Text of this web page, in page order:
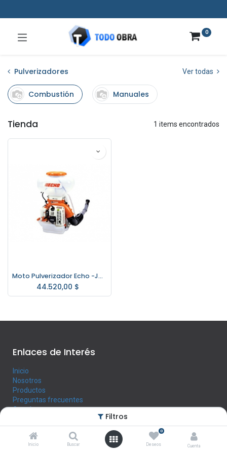
Filtros
Inicio Buscar
0
Deseos Cuenta
0
Pulverizadores Ver todas
Combustión Manuales
Tienda 1 items encontrados
Moto Pulverizador Echo -Japon- DM6110
44.520,00 $
Enlaces de Interés
Inicio
Nosotros
Productos
Preguntas frecuentes
Contáctenos
Horario